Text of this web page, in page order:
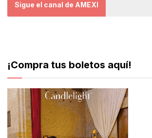
Sigue el canal de AMEXI
¡Compra tus boletos aquí!